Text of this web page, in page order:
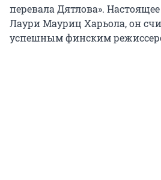
перевала Дятлова».
Лаури Мауриц Харьола, он
успешным финским